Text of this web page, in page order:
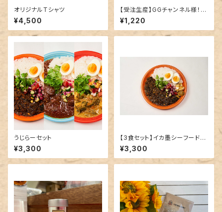
オリジナルTシャツ
¥4,500
【受注生産】GGチャンネル様！パ
イナップルポークカレー
¥1,220
うじらーセット
¥3,300
【3食セット】イカ墨シーフードカ
レー
¥3,300